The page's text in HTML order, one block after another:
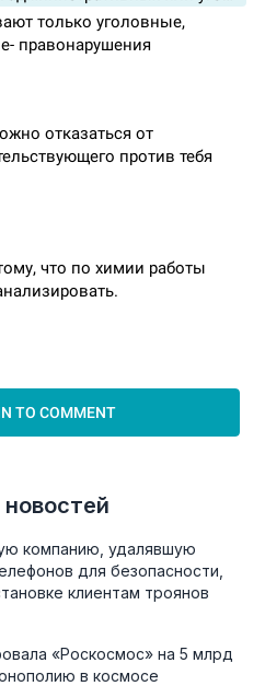
компанию, удалявшую
для безопасности,
клиентам троянов
«Роскосмос» на 5 млрд
в космосе